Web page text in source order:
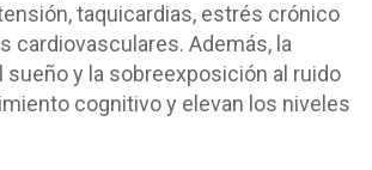
taquicardias, estrés crónico
cardiovasculares. Además, la
sueño y la sobreexposición al ruido
cognitivo y elevan los niveles